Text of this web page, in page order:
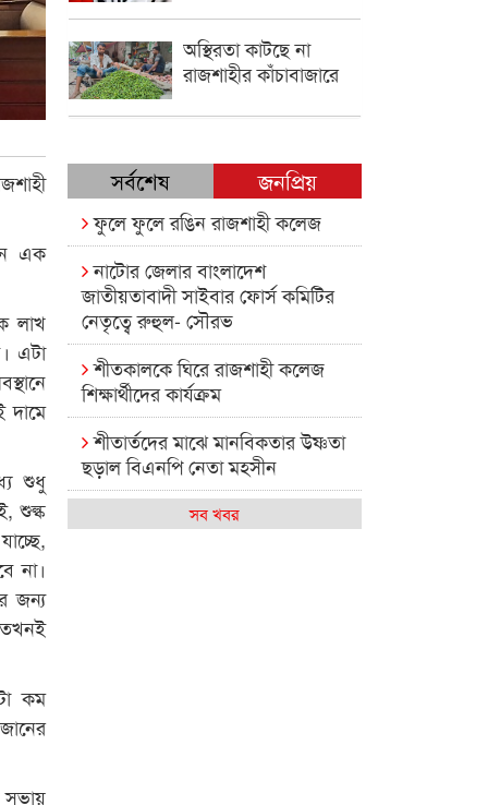
এক
লাখ
এটা
শুধু
শুল্ক
না।
জন্য
কম
সভায়
অস্থিরতা কাটছে না
রাজশাহীর কাঁচাবাজারে
সর্বশেষ জনপ্রিয়
ফুলে ফুলে রঙিন রাজশাহী কলেজ
নাটোর জেলার বাংলাদেশ
জাতীয়তাবাদী সাইবার ফোর্স কমিটির
নেতৃত্বে রুহুল- সৌরভ
শীতকালকে ঘিরে রাজশাহী কলেজ
শিক্ষার্থীদের কার্যক্রম
শীতার্তদের মাঝে মানবিকতার উষ্ণতা
ছড়াল বিএনপি নেতা মহসীন
রাজশাহী কলেজের মিষ্টি বিকেল
সব খবর